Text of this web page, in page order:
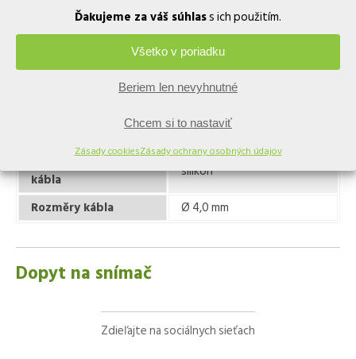
Ďakujeme za váš súhlass ich použitím.
Všetko v poriadku
Beriem len nevyhnutné
Chcem si to nastaviť
Zásady cookiesZásady ochrany osobných údajov
Čas odozvy (T-63%)
1,0 s
Čas odozvy (T-90%)
1,8 s
Materiál elektródy
nehrdzavejúca oceľ
Ukončenie elektródy
okrúhle, ostré, kužeľovité
kábla
silikon
Rozměry kábla
Ø 4,0 mm
Dopyt na snímač
Zdieľajte na sociálnych sieťach